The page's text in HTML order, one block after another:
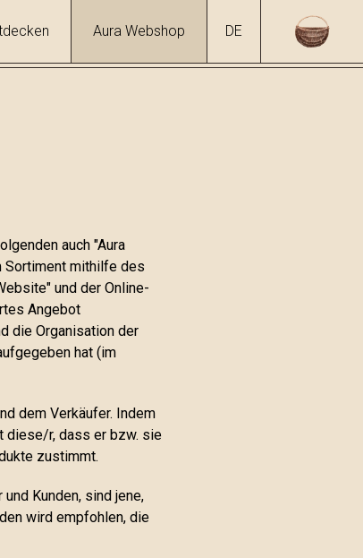
Aura Webshop DE
auch "Aura
Sortiment mithilfe des
und der Online-
Angebot
die Organisation der
hat (im
dem Verkäufer. Indem
diese/r, dass er bzw. sie
zustimmt.
Kunden, sind jene,
wird empfohlen, die